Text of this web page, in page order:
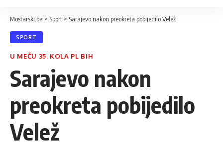
Mostarski.ba > Sport > Sarajevo nakon preokreta pobijedilo Velež
SPORT
U MEČU 35. KOLA PL BIH
Sarajevo nakon
preokreta pobijedilo
Velež